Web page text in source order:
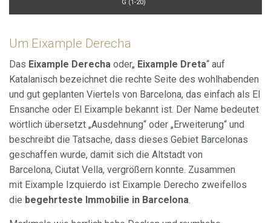
G (1-20)
Um Eixample Derecha
Das Eixample Derecha oder„ Eixample Dreta“ auf
Katalanisch bezeichnet die rechte Seite des wohlhabenden
und gut geplanten Viertels von Barcelona, das einfach als El
Ensanche oder El Eixample bekannt ist. Der Name bedeutet
wörtlich übersetzt „Ausdehnung“ oder „Erweiterung“ und
beschreibt die Tatsache, dass dieses Gebiet Barcelonas
geschaffen wurde, damit sich die Altstadt von
Barcelona, Ciutat Vella, vergrößern konnte. Zusammen
mit Eixample Izquierdo ist Eixample Derecho zweifellos
die begehrteste Immobilie in Barcelona.